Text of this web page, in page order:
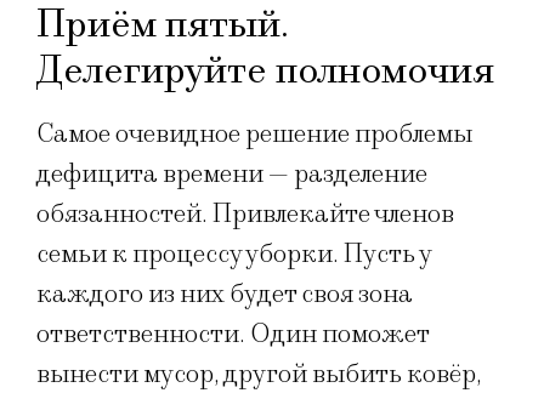
Приём пятый.
Делегируйте полномочия
Самое очевидное решение проблемы
дефицита времени — разделение
обязанностей. Привлекайте членов
семьи к процессу уборки. Пусть у
каждого из них будет своя зона
ответственности. Один поможет
вынести мусор, другой выбить ковёр,